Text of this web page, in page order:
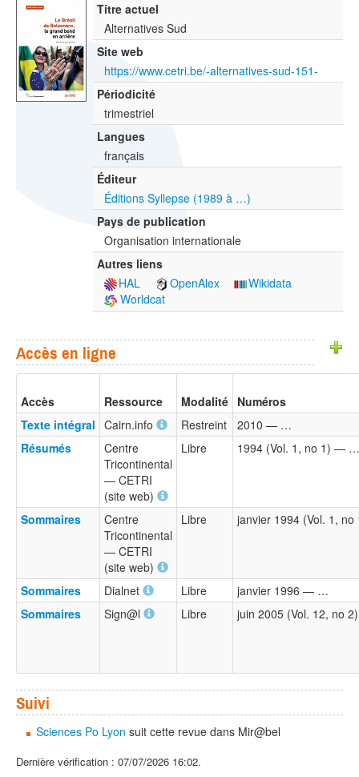
Titre actuel
Alternatives Sud
Site web
https://www.cetri.be/-alternatives-sud-151-
Périodicité
trimestriel
Langues
français
Éditeur
Éditions Syllepse (1989 à …)
Pays de publication
Organisation internationale
Autres liens
HAL
OpenAlex
Wikidata
Worldcat
Accès en ligne
Accès Ressource Modalité Numéros
Texte intégral Cairn.info Restreint
2010 — …
Résumés
Centre
Tricontinental
— CETRI
(site web)
Libre 1994 (Vol. 1, no 1) — …
Sommaires
Centre
Tricontinental
— CETRI
(site web)
Libre janvier 1994 (Vol. 1,
Sommaires Dialnet Libre
janvier 1996 — …
Sommaires
Sign@l Libre juin 2005 (Vol. 12, no
Suivi
Sciences Po Lyon suit cette revue dans Mir@bel
Dernière vérification : 07/07/2026 16:02.